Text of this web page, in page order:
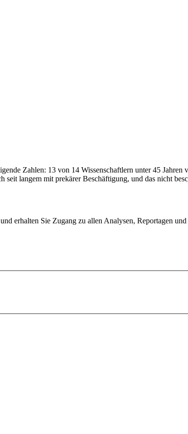
Zahlen: 13 von 14 Wissenschaftlern unter 45 Jahren
langem mit prekärer Beschäftigung, und das nicht
erhalten Sie Zugang zu allen Analysen, Reportagen